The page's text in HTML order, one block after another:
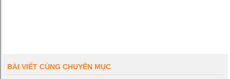
BÀI VIẾT CÙNG CHUYÊN MỤC